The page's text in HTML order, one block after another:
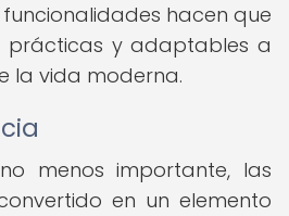
funcionalidades hacen que
prácticas y adaptables a
la vida moderna.
menos importante, las
en un elemento